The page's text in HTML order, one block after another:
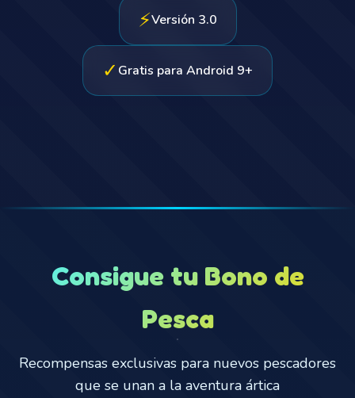
⚡Versión 3.0
✓ Gratis para Android 9+
Consigue tu Bono de
Pesca
Recompensas exclusivas para nuevos pescadores
que se unan a la aventura ártica